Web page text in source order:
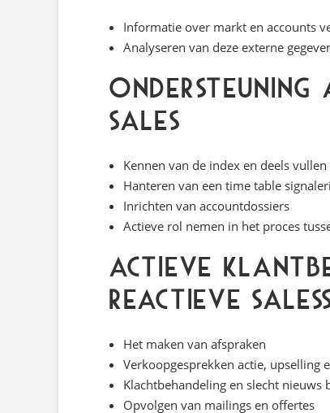
Informatie over markt en accounts
Analyseren van deze externe
Ondersteuning
Sales
Kennen van de index en deels
Hanteren van een time table
Inrichten van accountdossiers
Actieve rol nemen in het proces
Actieve
reactieve
Het maken van afspraken
Verkoopgesprekken actie, upselling
Klachtbehandeling en slecht nieuws
Opvolgen van mailings en offertes